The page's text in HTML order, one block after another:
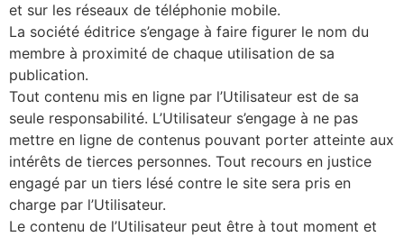
et sur les réseaux de téléphonie mobile.
La société éditrice s’engage à faire figurer le nom du
membre à proximité de chaque utilisation de sa
publication.
Tout contenu mis en ligne par l’Utilisateur est de sa
seule responsabilité. L’Utilisateur s’engage à ne pas
mettre en ligne de contenus pouvant porter atteinte aux
intérêts de tierces personnes. Tout recours en justice
engagé par un tiers lésé contre le site sera pris en
charge par l’Utilisateur.
Le contenu de l’Utilisateur peut être à tout moment et